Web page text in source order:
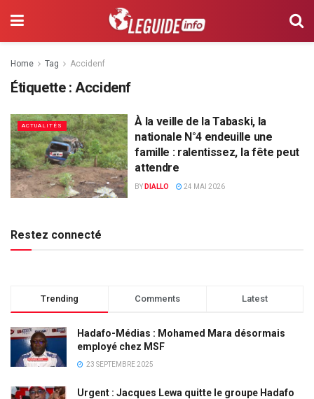
Home Tag Accidenf
Étiquette :Accidenf
ACTUALITÉS
À la veille de la Tabaski, la
nationale N°4 endeuille une
famille : ralentissez, la fête peut
attendre
BY DIALLO 24 MAI 2026
Restez connecté
Trending Comments Latest
Hadafo-Médias : Mohamed Mara désormais
employé chez MSF
23 SEPTEMBRE 2025
Urgent : Jacques Lewa quitte le groupe Hadafo